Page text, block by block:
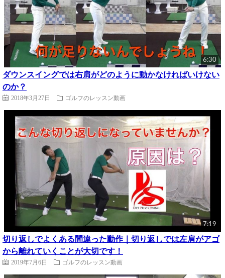
6:30
ダウンスイングでは右肩がどのように動かなければいけない
のか？
2018年3月27日 ゴルフのレッスン動画
7:19
切り返しでよくある間違った動作｜切り返しでは左肩がアゴ
から離れていくことが大切です！
2019年7月6日 ゴルフのレッスン動画